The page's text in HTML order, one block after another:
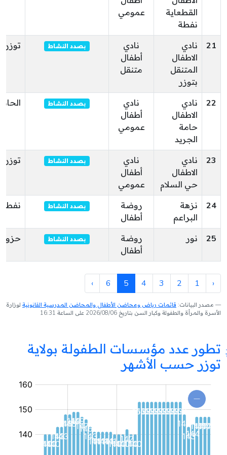
القطعاية
نفطة
عمومي
21
نادي
الاطفال
المتنقل
بتوزر
نادي
أطفال
متنقل
بصدد النشاط توزر
22
نادي
الاطفال
حامة
الجريد
نادي
أطفال
عمومي
بصدد النشاط
23
نادي
الاطفال
حي السلام
نادي
أطفال
عمومي
بصدد النشاط توزر
24
نزهة
البراعم
روضة
أطفال
بصدد النشاط نفطة
25 نور
روضة
أطفال
بصدد النشاط حزوة
‹
1
2
3
4
5
6
›
مصدر البيانات: قائمات رياض ومحاضن الأطفال والمحاضن المدرسية القانونية لوزارة
الأسرة والمرأة والطفولة وكبار السن بتاريخ 2026/08/06 على الساعة 16:31
تطور عدد مؤسسات الطفولة بولاية
توزر حسب الأشهر
مؤسسة